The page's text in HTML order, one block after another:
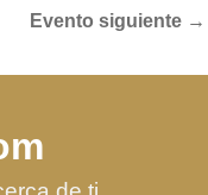
Evento siguiente →